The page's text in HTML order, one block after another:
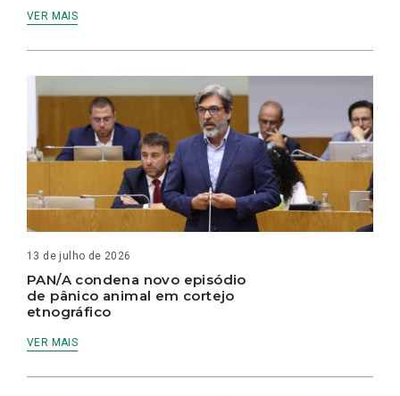
VER MAIS
13 de julho de 2026
PAN/A condena novo episódio
de pânico animal em cortejo
etnográfico
VER MAIS